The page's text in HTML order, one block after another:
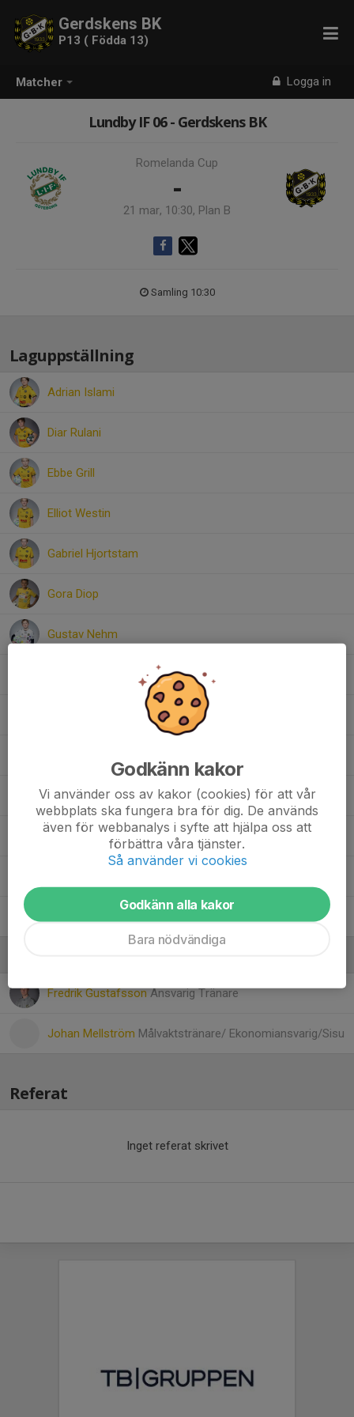
Matcher Logga in
Gerdskens BK
P13 ( Födda 13)
Lundby IF 06 - Gerdskens BK
Romelanda Cup
-
21 mar, 10:30, Plan B
Samling 10:30
Laguppställning
Adrian Islami
Diar Rulani
Ebbe Grill
Elliot Westin
Gabriel Hjortstam
Gora Diop
Gustav Nehm
Nael Semere
Oskar Edvardsson
Fredrik GustafssonAnsvarig Tränare
Johan Mellström Målvaktstränare/ Ekonomiansvarig/Sisu
Referat
Inget referat skrivet
Godkänn kakor
Vi använder oss av kakor (cookies) för att vår
webbplats ska fungera bra för dig. De används
även för webbanalys i syfte att hjälpa oss att
förbättra våra tjänster.
Så använder vi cookies
Godkänn alla kakor
Bara nödvändiga